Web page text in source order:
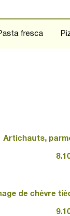
fresca
Artichauts,
de chèvre